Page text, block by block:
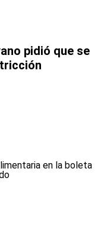
pidió que se